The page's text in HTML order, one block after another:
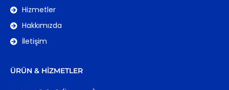
Hizmetler
Hakkımızda
İletişim
ÜRÜN & HIZMETLER